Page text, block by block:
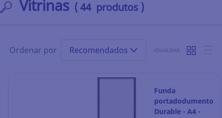
Vitrinas ( 44 produtos )
Ordenar por Recomendados VISUALISAR:
Funda
portadodumentos
Durable - A4 -